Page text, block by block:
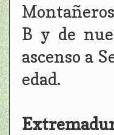
B y de
ascenso a
edad.